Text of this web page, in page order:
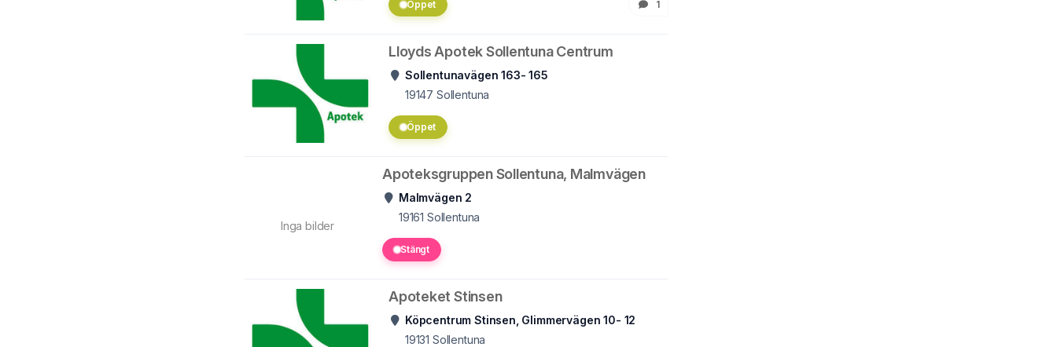
Öppet 1
Lloyds Apotek Sollentuna Centrum
Sollentunavägen 163- 165
19147 Sollentuna
Öppet
Inga bilder
Apoteksgruppen Sollentuna, Malmvägen
Malmvägen 2
19161 Sollentuna
Stängt
Apoteket Stinsen
Köpcentrum Stinsen, Glimmervägen 10- 12
19131 Sollentuna